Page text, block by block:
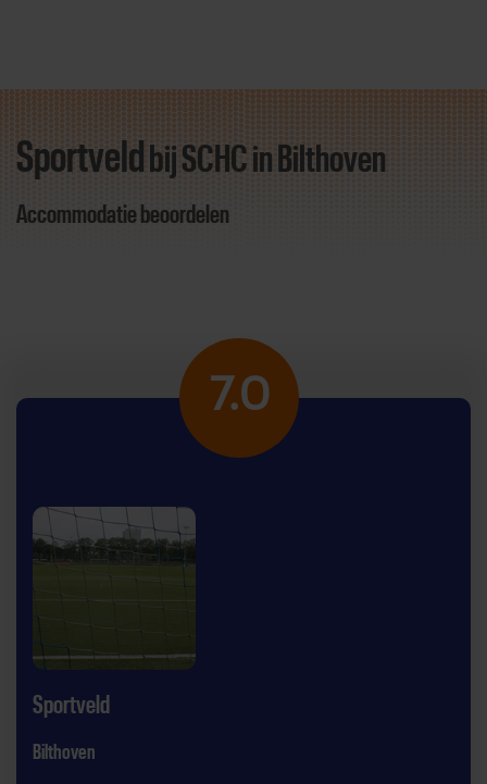
Direct door naar content
Sportveld bij SCHCin Bilthoven
Accommodatie beoordelen
Sportveld
Bilthoven
7.0